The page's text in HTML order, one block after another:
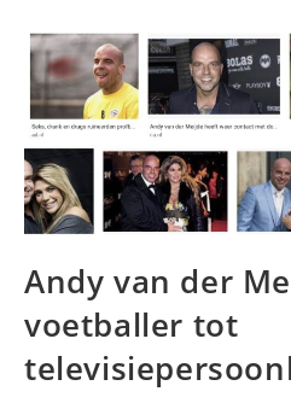
Andy van der
voetballer tot